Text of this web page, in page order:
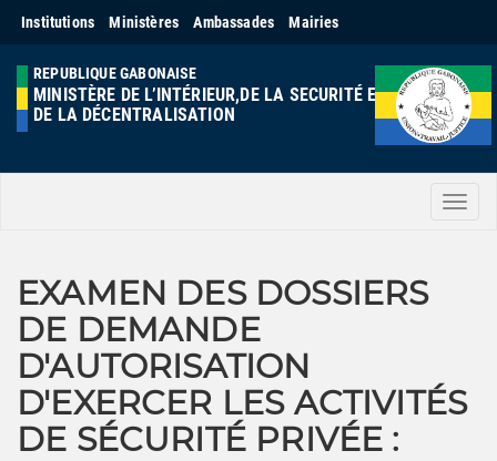
Institutions Ministères Ambassades Mairies
REPUBLIQUE GABONAISE
MINISTÈRE DE L’INTÉRIEUR,DE LA SECURITÉ ET
DE LA DÉCENTRALISATION
Menu
EXAMEN DES DOSSIERS
DE DEMANDE
D'AUTORISATION
D'EXERCER LES ACTIVITÉS
DE SÉCURITÉ PRIVÉE :